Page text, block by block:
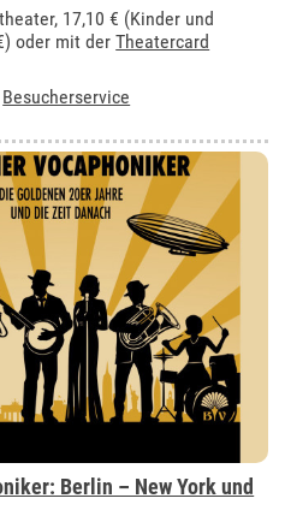
, 17,10 € (Kinder und
oder mit derTheatercard
Besucherservice
Berlin – New York und